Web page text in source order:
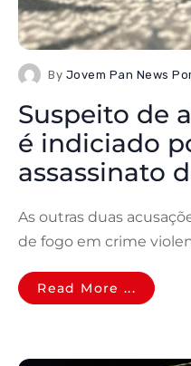
By Jovem Pan News
Suspeito de
é indiciado
assassinato
As outras duas
de fogo em crime
Read More ...